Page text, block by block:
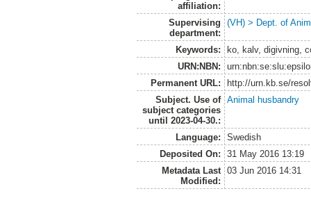
affiliation:
Supervising
department:
(VH) > Dept. of
Keywords:
ko, kalv, digivning,
URN:NBN:
Permanent URL:
http://urn.kb.se/
Subject. Use of
subject categories
until 2023-04-30.:
Animal husbandry
Language:
Swedish
Deposited On:
31 May 2016 13:19
Metadata Last
Modified:
03 Jun 2016 14:31